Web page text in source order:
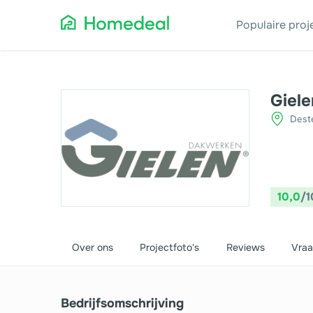
Populaire
Aanbouw
Airco
Architect
Asbest verwijderen
Badkamerspecialist
Cv-ketel
Dakbedekking
10,0/
Over ons Projectfoto's Reviews
Bedrijfsomschrijving